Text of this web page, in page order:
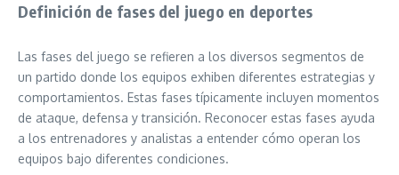
Definición de fases del juego en deportes
Las fases del juego se refieren a los diversos segmentos de
un partido donde los equipos exhiben diferentes estrategias y
comportamientos. Estas fases típicamente incluyen momentos
de ataque, defensa y transición. Reconocer estas fases ayuda
a los entrenadores y analistas a entender cómo operan los
equipos bajo diferentes condiciones.